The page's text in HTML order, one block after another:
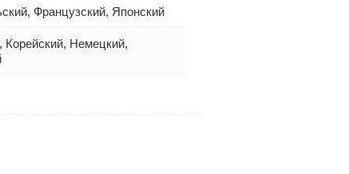
Французский, Японский
Корейский, Немецкий,